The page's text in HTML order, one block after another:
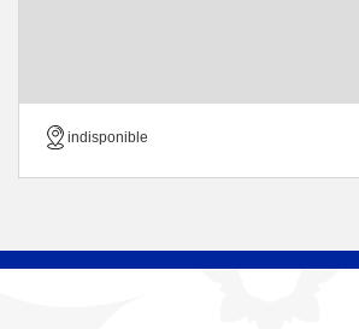
indisponible